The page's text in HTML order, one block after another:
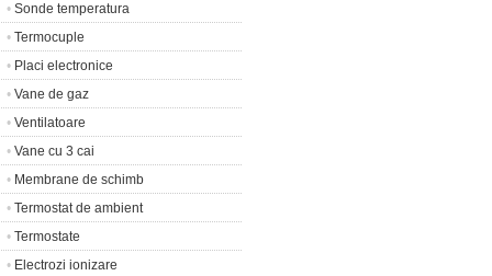
• Sonde temperatura
• Termocuple
• Placi electronice
• Vane de gaz
• Ventilatoare
• Vane cu 3 cai
• Membrane de schimb
• Termostat de ambient
• Termostate
• Electrozi ionizare